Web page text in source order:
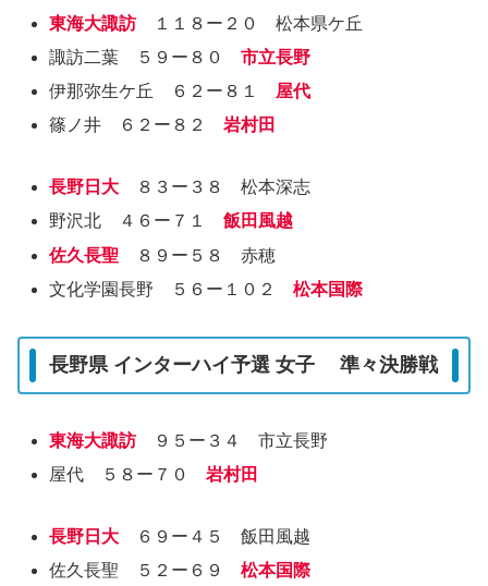
東海大諏訪
１１８ー２０ 松本県ケ丘
諏訪二葉 ５９ー８０市立長野
伊那弥生ケ丘 ６２ー８１ 屋代
篠ノ井 ６２ー８２岩村田
長野日大
８３ー３８ 松本深志
野沢北 ４６ー７１飯田風越
佐久長聖
８９ー５８ 赤穂
文化学園長野 ５６ー１０２松本国際
長野県 インターハイ予選 女子 準々決勝戦
東海大諏訪
９５ー３４ 市立長野
屋代 ５８ー７０岩村田
長野日大
６９ー４５ 飯田風越
佐久長聖 ５２ー６９松本国際